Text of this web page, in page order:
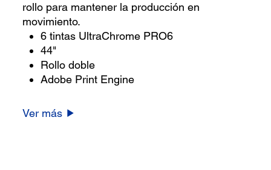
rollo para mantener la producción en
movimiento.
6 tintas UltraChrome PRO6
44"
Rollo doble
Adobe Print Engine
Ver más